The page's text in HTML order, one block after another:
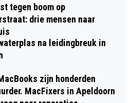
tegen boom op
drie mensen naar
na leidingbreuk in
zijn honderden
MacFixers in Apeldoorn